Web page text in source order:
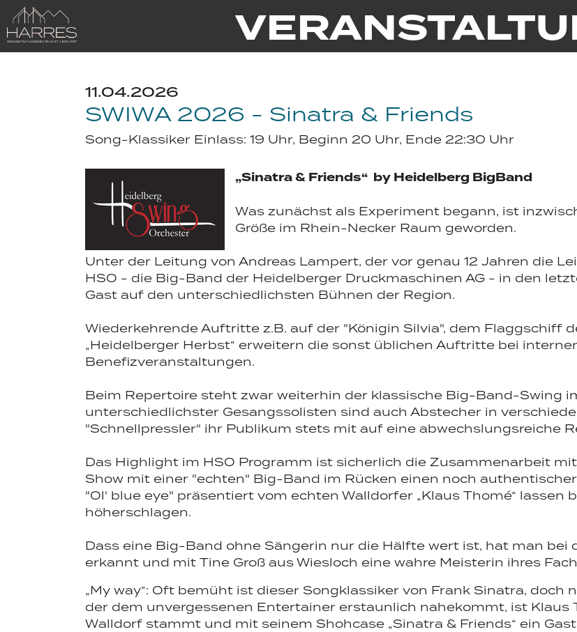
Zum Hauptinhalt springen
11.04.2026
SWIWA 2026 - Sinatra & Friends
Song-Klassiker Einlass: 19 Uhr, Beginn 20 Uhr, Ende 22:30 Uhr
„Sinatra & Friends“ by Heidelberg BigBand
Was zunächst als Experiment begann, ist
Größe im Rhein-Necker Raum geworden.
Unter der Leitung von Andreas Lampert, der vor genau 12 Jahren die
HSO - die Big-Band der Heidelberger Druckmaschinen AG - in den
Gast auf den unterschiedlichsten Bühnen der Region.
Wiederkehrende Auftritte z.B. auf der "Königin Silvia", dem Flaggschiff
„Heidelberger Herbst“ erweitern die sonst üblichen Auftritte bei
Benefizveranstaltungen.
Beim Repertoire steht zwar weiterhin der klassische Big-Band-Swing
unterschiedlichster Gesangssolisten sind auch Abstecher in
"Schnellpressler" ihr Publikum stets mit auf eine abwechslungsreiche
Das Highlight im HSO Programm ist sicherlich die Zusammenarbeit
Show mit einer "echten" Big-Band im Rücken einen noch
"Ol' blue eye" präsentiert vom echten Walldorfer „Klaus Thomé“
höherschlagen.
Dass eine Big-Band ohne Sängerin nur die Hälfte wert ist, hat man bei
erkannt und mit Tine Groß aus Wiesloch eine wahre Meisterin ihres
„My way“: Oft bemüht ist dieser Songklassiker von Frank Sinatra, doch
der dem unvergessenen Entertainer erstaunlich nahekommt, ist Klaus
Walldorf stammt und mit seinem Shohcase „Sinatra & Friends“ ein